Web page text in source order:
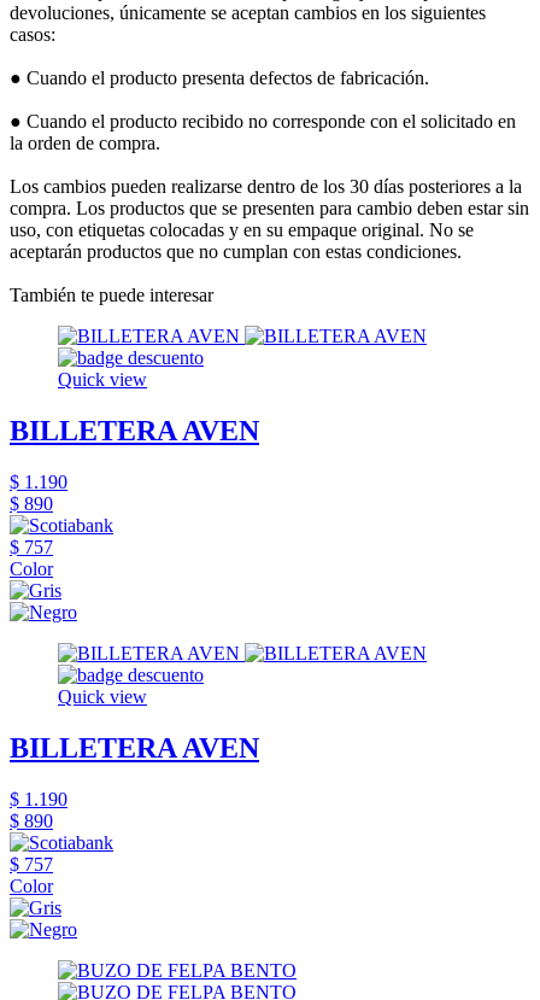
devoluciones, únicamente se aceptan cambios en los siguientes
casos:
● Cuando el producto presenta defectos de fabricación.
● Cuando el producto recibido no corresponde con el solicitado en
la orden de compra.
Los cambios pueden realizarse dentro de los 30 días posteriores a la
compra. Los productos que se presenten para cambio deben estar sin
uso, con etiquetas colocadas y en su empaque original. No se
aceptarán productos que no cumplan con estas condiciones.
También te puede interesar
Quick view
BILLETERA AVEN
$ 1.190
$ 890
$ 757
Color
Quick view
BILLETERA AVEN
$ 1.190
$ 890
$ 757
Color